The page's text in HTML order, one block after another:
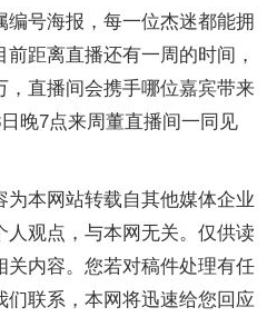
编号海报，每一位杰迷都能拥
距离直播还有一周的时间，
，直播间会携手哪位嘉宾带来
晚7点来周董直播间一同见
为本网站转载自其他媒体企业
人观点，与本网无关。仅供读
关内容。您若对稿件处理有任
们联系，本网将迅速给您回应